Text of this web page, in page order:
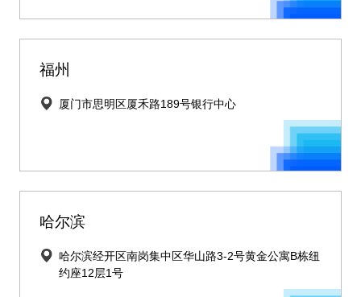
福州
厦门市思明区厦禾路189号银行中心
哈尔滨
哈尔滨经开区南岗集中区华山路3-2号黄金公寓B栋纽
约座12层1号